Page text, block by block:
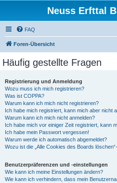
Neuss Erfttal
FAQ
Foren-Übersicht
Häufig gestellte Fragen
Registrierung und Anmeldung
Wozu muss ich mich registrieren?
Was ist COPPA?
Warum kann ich mich nicht registrieren?
Ich habe mich registriert, kann mich aber nicht
Warum kann ich mich nicht anmelden?
Ich habe mich vor einiger Zeit registriert, kann
Ich habe mein Passwort vergessen!
Warum werde ich automatisch abgemeldet?
Wozu ist die „Alle Cookies des Boards
Benutzerpräferenzen und -einstellungen
Wie kann ich meine Einstellungen ändern?
Wie kann ich verhindern, dass mein